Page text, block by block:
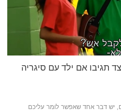
תגיבו אם ילד עם סיגריה
יש דבר אחד שאפשר לומר עליכם